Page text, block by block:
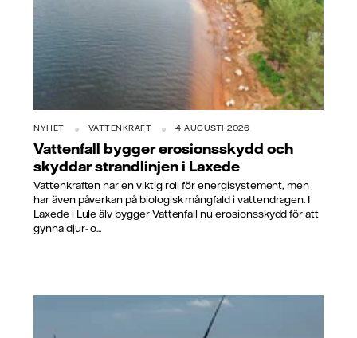
NYHET VATTENKRAFT 4 AUGUSTI 2026
Vattenfall bygger erosionsskydd och
skyddar strandlinjen i Laxede
Vattenkraften har en viktig roll för energisystement, men
har även påverkan på biologisk mångfald i vattendragen. I
Laxede i Lule älv bygger Vattenfall nu erosionsskydd för att
gynna djur- o...